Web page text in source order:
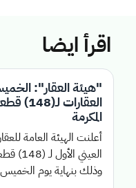
اقرأ ايضا
"هيئة العقار":
المكرمة
أعلنت الهيئة العامة
العيني
وذلك بنهاية يوم الخميس 23 صفر...